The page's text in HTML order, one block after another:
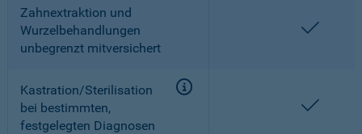
Zahnextraktion und
Wurzelbehandlungen
unbegrenzt mitversichert
Kastration/Sterilisation
bei bestimmten,
festgelegten Diagnosen